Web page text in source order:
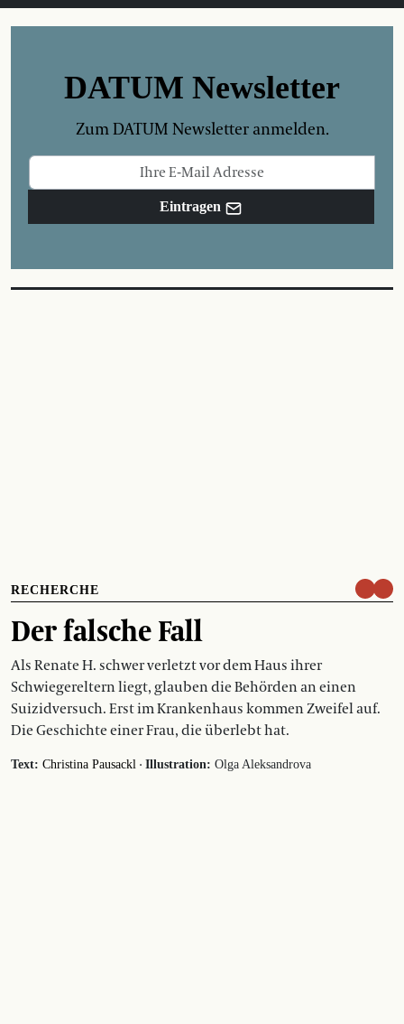
DATUM Newsletter
Zum DATUM Newsletter anmelden.
Eintragen
RECHERCHE
Der falsche Fall
Als Renate H. schwer verletzt vor dem Haus ihrer
Schwiegereltern liegt, glauben die Behörden an einen
Suizidversuch. Erst im Krankenhaus kommen Zweifel auf.
Die Geschichte einer Frau, die überlebt hat.
Text: Christina Pausackl · Illustration: Olga Aleksandrova